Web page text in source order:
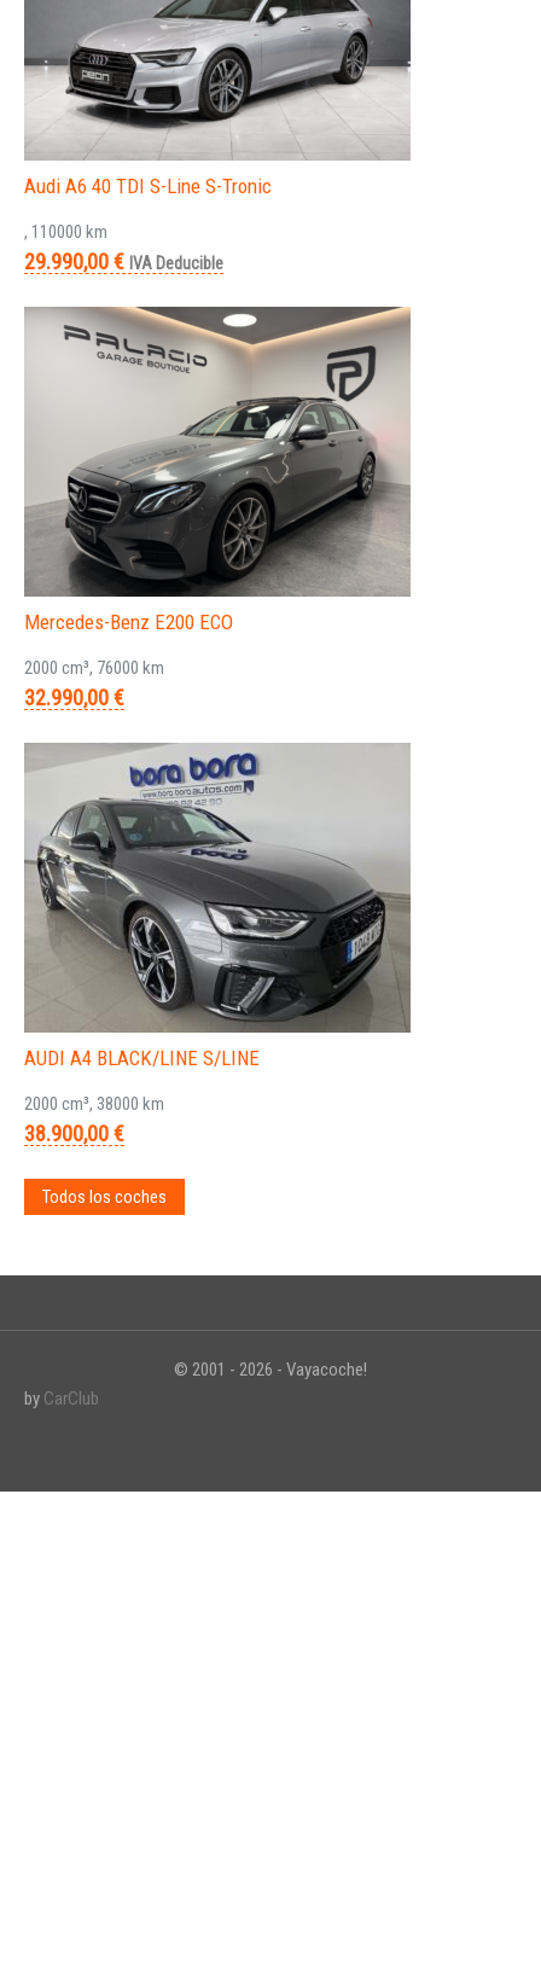
Audi A6 40 TDI S-Line S-Tronic
, 110000 km
29.990,00 € IVA Deducible
Mercedes-Benz E200 ECO
2000 cm³, 76000 km
32.990,00 €
AUDI A4 BLACK/LINE S/LINE
2000 cm³, 38000 km
38.900,00 €
Todos los coches
© 2001 - 2026 - Vayacoche!
by CarClub